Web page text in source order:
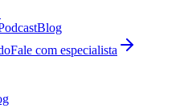
Blog
Fale com especialista